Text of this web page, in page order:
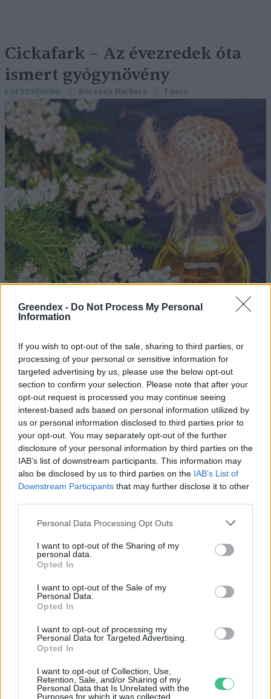
Greendex - Do Not Process My Personal
Information
If you wish to opt-out of the sale, sharing to third parties, or
processing of your personal or sensitive information for
targeted advertising by us, please use the below opt-out
section to confirm your selection. Please note that after your
opt-out request is processed you may continue seeing
interest-based ads based on personal information utilized by
us or personal information disclosed to third parties prior to
your opt-out. You may separately opt-out of the further
disclosure of your personal information by third parties on the
IAB’s list of downstream participants. This information may
also be disclosed by us to third parties on the IAB’s List of
Downstream Participants that may further disclose it to other
Personal Data Processing Opt Outs
I want to opt-out of the Sharing of my
personal data.
Opted In
I want to opt-out of the Sale of my
Personal Data.
Opted In
I want to opt-out of processing my
Personal Data for Targeted Advertising.
Opted In
I want to opt-out of Collection, Use,
Retention, Sale, and/or Sharing of my
Personal Data that Is Unrelated with the
Purposes for which it was collected.
Cickafark – Az évezredek óta
ismert gyógynövény
EGÉSZSÉGÜNK Börzsey Barbara 1 perc
Ezt a növényt már az őskorban is ismerték, a népi gyógyászatban
pedig ma is számos betegség ellen használják.
Születésnapi programokkal várja a
hétvégén a közönséget a 160 éves
Fővárosi Állatkert
ÉLŐ BOLYGÓNK
Szedd magad őszibarack: itt vannak
a legjobb lelőhelyek!
SZEMLE